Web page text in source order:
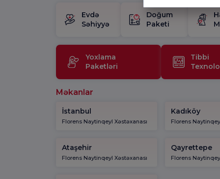
Evdə
Səhiyyə
Doğum
Paketi
Yoxlama
Paketləri
Tibbi
Məkanlar
İstanbul
Florens Naytinqeyl Xəstəxanası
Kadıköy
Florens
Ataşehir
Florens Naytinqeyl Xəstəxanası
Qayrettepe
Florens